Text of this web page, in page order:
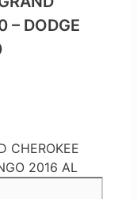
– DODGE
CHEROKEE
2016 AL